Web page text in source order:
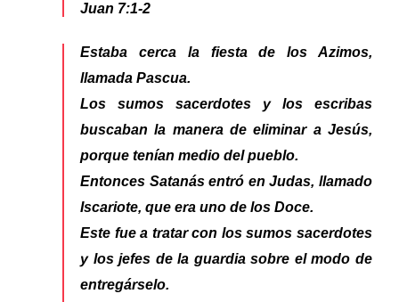
Juan 7:1-2
Estaba cerca la fiesta de los Azimos,
llamada Pascua.
Los sumos sacerdotes y los escribas
buscaban la manera de eliminar a Jesús,
porque tenían medio del pueblo.
Entonces Satanás entró en Judas, llamado
Iscariote, que era uno de los Doce.
Este fue a tratar con los sumos sacerdotes
y los jefes de la guardia sobre el modo de
entregárselo.